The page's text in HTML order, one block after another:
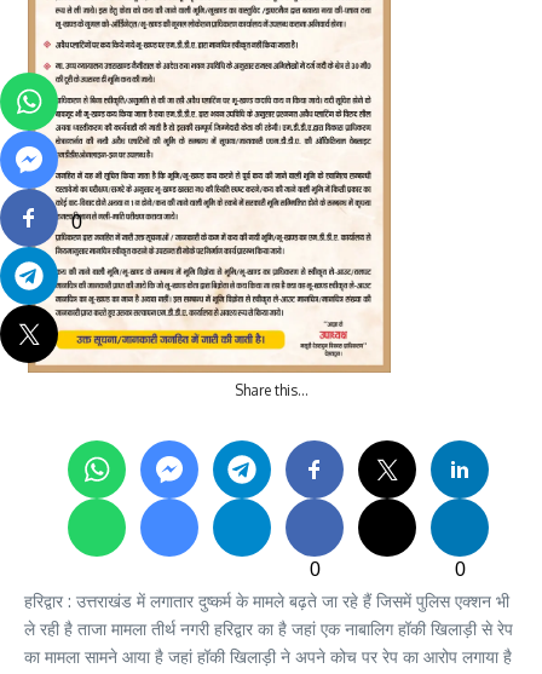
0
Share this…
0
0
हरिद्वार : उत्तराखंड में लगातार दुष्कर्म के मामले बढ़ते जा रहे हैं जिसमें पुलिस एक्शन भी
ले रही है ताजा मामला तीर्थ नगरी हरिद्वार का है जहां एक नाबालिग हॉकी खिलाड़ी से रेप
का मामला सामने आया है जहां हॉकी खिलाड़ी ने अपने कोच पर रेप का आरोप लगाया है